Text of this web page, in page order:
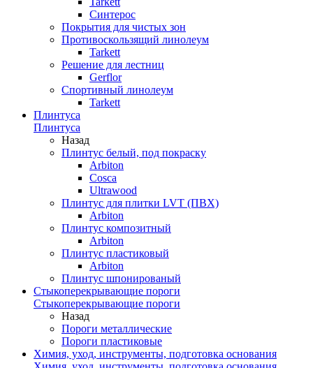
Синтерос
Покрытия для чистых зон
Противоскользящий линолеум
Tarkett
Решение для лестниц
Gerflor
Спортивный линолеум
Tarkett
Плинтуса
Плинтуса
Назад
Плинтус белый, под покраску
Arbiton
Cosca
Ultrawood
Плинтус для плитки LVT (ПВХ)
Arbiton
Плинтус композитный
Arbiton
Плинтус пластиковый
Arbiton
Плинтус шпонированый
Стыкоперекрывающие пороги
Стыкоперекрывающие пороги
Назад
Пороги металлические
Пороги пластиковые
Химия, уход, инструменты, подготовка основания